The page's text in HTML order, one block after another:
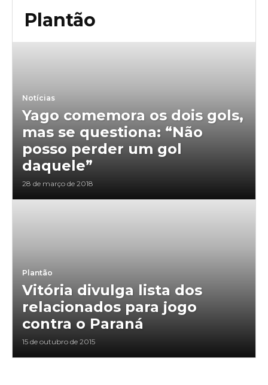
Plantão
Notícias
Yago comemora os dois gols,
mas se questiona: “Não
posso perder um gol
daquele”
28 de março de 2018
Plantão
Vitória divulga lista dos
relacionados para jogo
contra o Paraná
15 de outubro de 2015